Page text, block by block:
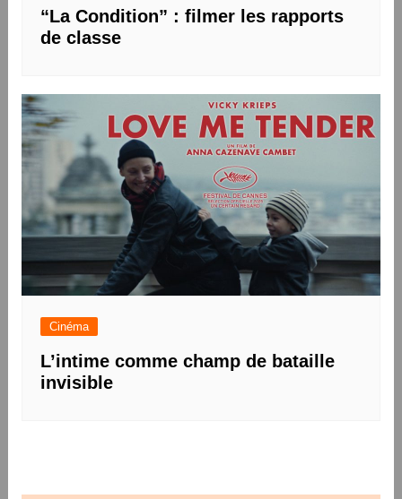
“La Condition” : filmer les rapports
de classe
Cinéma
L’intime comme champ de bataille
invisible